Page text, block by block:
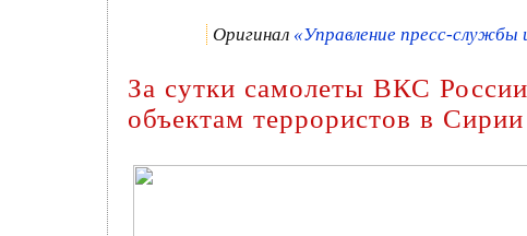
Оригинал «Управление пресс-
За сутки самолеты ВКС
объектам террористов в Сирии